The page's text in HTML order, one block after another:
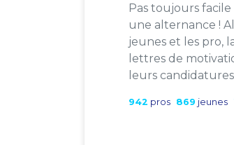
Pas toujours
une alternance !
jeunes et les pro,
lettres de
leurs
942 pros 869 jeunes